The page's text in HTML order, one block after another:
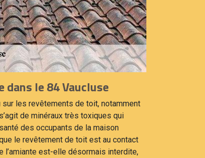
le 84 Vaucluse
les revêtements de toit, notamment
de minéraux très toxiques qui
des occupants de la maison
le revêtement de toit est au contact
l’amiante est-elle désormais interdite,